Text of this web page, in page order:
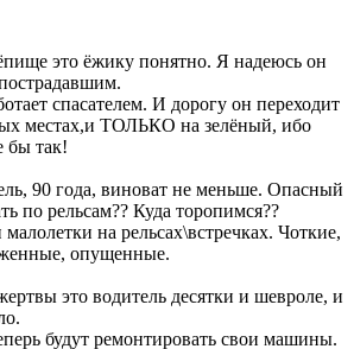
это ёжику понятно. Я надеюсь он
спасателем. И дорогу он переходит
местах,и ТОЛЬКО на зелёный, ибо
бы так!
90 года, виноват не меньше. Опасный
по рельсам?? Куда торопимся??
на рельсах\встречках. Чоткие,
опущенные.
это водитель десятки и шевроле, и
будут ремонтировать свои машины.